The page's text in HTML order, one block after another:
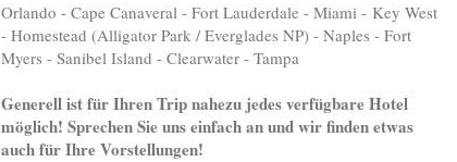
Orlando - Cape Canaveral - Fort Lauderdale - Miami - Key West
- Homestead (Alligator Park / Everglades NP) - Naples - Fort
Myers - Sanibel Island - Clearwater - Tampa
Generell ist für Ihren Trip nahezu jedes verfügbare Hotel
möglich! Sprechen Sie uns einfach an und wir finden etwas
auch für Ihre Vorstellungen!